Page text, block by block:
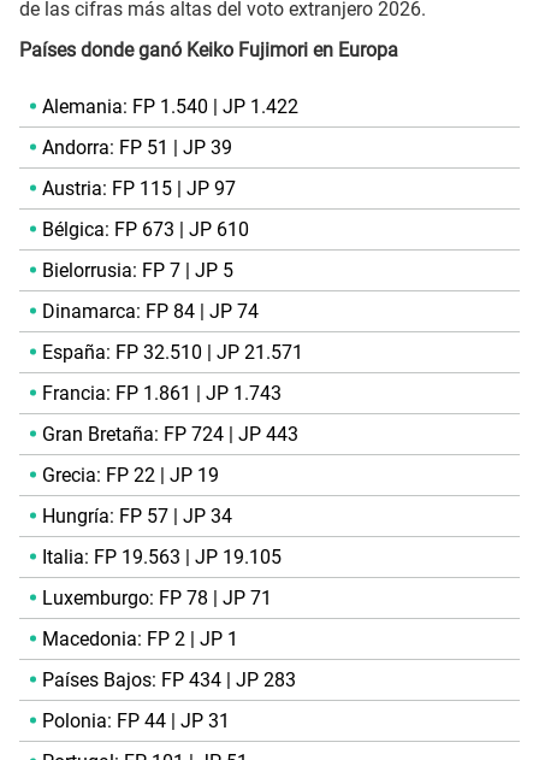
de las cifras más altas del voto extranjero 2026.
Países donde ganó Keiko Fujimori en Europa
Alemania: FP 1.540 | JP 1.422
Andorra: FP 51 | JP 39
Austria: FP 115 | JP 97
Bélgica: FP 673 | JP 610
Bielorrusia: FP 7 | JP 5
Dinamarca: FP 84 | JP 74
España: FP 32.510 | JP 21.571
Francia: FP 1.861 | JP 1.743
Gran Bretaña: FP 724 | JP 443
Grecia: FP 22 | JP 19
Hungría: FP 57 | JP 34
Italia: FP 19.563 | JP 19.105
Luxemburgo: FP 78 | JP 71
Macedonia: FP 2 | JP 1
Países Bajos: FP 434 | JP 283
Polonia: FP 44 | JP 31